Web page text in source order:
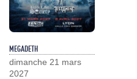
MEGADETH
dimanche 21 mars
2027